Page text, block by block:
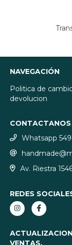
NAVEGACIÓN
Politica de
devolucion
CONTACTANOS
Whatsapp
Av. Riestra
REDES
VENTAS.